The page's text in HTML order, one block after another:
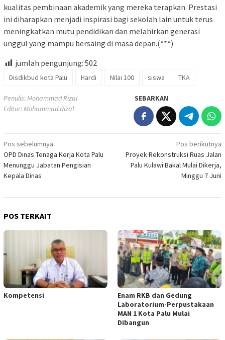
kualitas pembinaan akademik yang mereka terapkan. Prestasi
ini diharapkan menjadi inspirasi bagi sekolah lain untuk terus
meningkatkan mutu pendidikan dan melahirkan generasi
unggul yang mampu bersaing di masa depan.(***)
jumlah pengunjung: 502
Disdikbud kota Palu Hardi Nilai 100 siswa TKA
Penulis: Mohammad Rizal
Editor: Mohammad Rizal
SEBARKAN
Navigasi
pos
Pos sebelumnya
OPD Dinas Tenaga Kerja Kota Palu
Menunggu Jabatan Pengisian
Kepala Dinas
Pos berikutnya
Proyek Rekonstruksi Ruas Jalan
Palu Kulawi Bakal Mulai Dikerja,
Minggu 7 Juni
POS TERKAIT
Kompetensi
Enam RKB dan Gedung
Laboratorium-Perpustakaan
MAN 1 Kota Palu Mulai
Dibangun